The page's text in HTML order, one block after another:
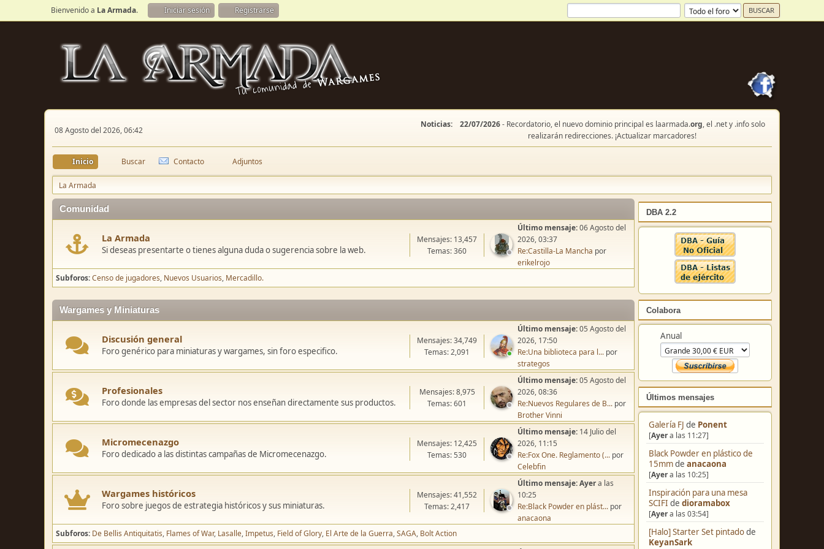
Bienvenido a La Armada. Iniciar sesión Registrarse
08 Agosto del 2026, 06:42
Noticias: 22/07/2026- Recordatorio, el nuevo dominio principal es laarmada.org, el .net y .info solo
realizarán redirecciones. ¡Actualizar marcadores!
Inicio Buscar Contacto Adjuntos
La Armada
DBA 2.2
Colabora
Anual
Últimos mensajes
Galería FJ de Ponent
[Ayera las 11:27]
Black Powder en plástico de
15mmde anacaona
[Ayera las 10:25]
Inspiración para una mesa
SCIFI de dioramabox
[Ayera las 03:54]
[Halo] Starter Set pintadode
KeyanSark
Comunidad
La Armada
Si deseas presentarte o tienes alguna duda o sugerencia sobre la web.
Mensajes: 13,457
Temas: 360
Último mensaje:06 Agosto del
2026, 03:37
Re:Castilla-La Mancha por
erikelrojo
Subforos Censo de jugadores Nuevos Usuarios Mercadillo.
Wargames y Miniaturas
Discusión general
Foro genérico para miniaturas y wargames, sin foro especifico.
Mensajes: 34,749
Temas: 2,091
Último mensaje:05 Agosto del
2026, 17:50
Re:Una biblioteca para l... por
strategos
Profesionales
Foro donde las empresas del sector nos enseñan directamente sus productos.
Mensajes: 8,975
Temas: 601
Último mensaje:05 Agosto del
2026, 08:36
Re:Nuevos Regulares de B... por
Brother Vinni
Micromecenazgo
Foro dedicado a las distintas campañas de Micromecenazgo.
Mensajes: 12,425
Temas: 530
Último mensaje: 14 Julio del
2026, 11:15
Re:Fox One. Reglamento (... por
Celebfin
Wargames históricos
Foro sobre juegos de estrategia históricos y sus miniaturas.
Mensajes: 41,552
Temas: 2,417
Último mensaje:Ayera las
10:25
Re:Black Powder en plást... por
anacaona
Subforos De Bellis Antiquitatis Flames of War Lasalle Impetus Field of Glory El Arte de la Guerra SAGA Bolt Action